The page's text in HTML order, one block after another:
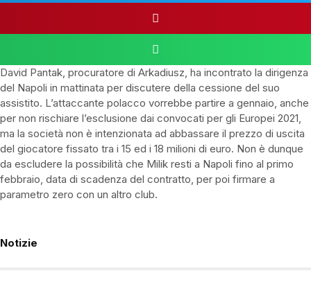
David Pantak, procuratore di Arkadiusz, ha incontrato la dirigenza
del Napoli in mattinata per discutere della cessione del suo
assistito. L’attaccante polacco vorrebbe partire a gennaio, anche
per non rischiare l’esclusione dai convocati per gli Europei 2021,
ma la società non è intenzionata ad abbassare il prezzo di uscita
del giocatore fissato tra i 15 ed i 18 milioni di euro. Non è dunque
da escludere la possibilità che Milik resti a Napoli fino al primo
febbraio, data di scadenza del contratto, per poi firmare a
parametro zero con un altro club.
Notizie